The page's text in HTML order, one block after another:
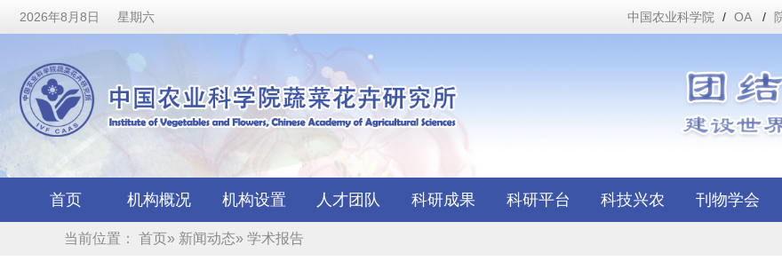
2026年8月8日 星期六 中国农业科学院 / OA /
首页 机构概况 机构设置 人才团队 科研成果 科研平台 科技兴农 刊物学会
当前位置： 首页» 新闻动态» 学术报告